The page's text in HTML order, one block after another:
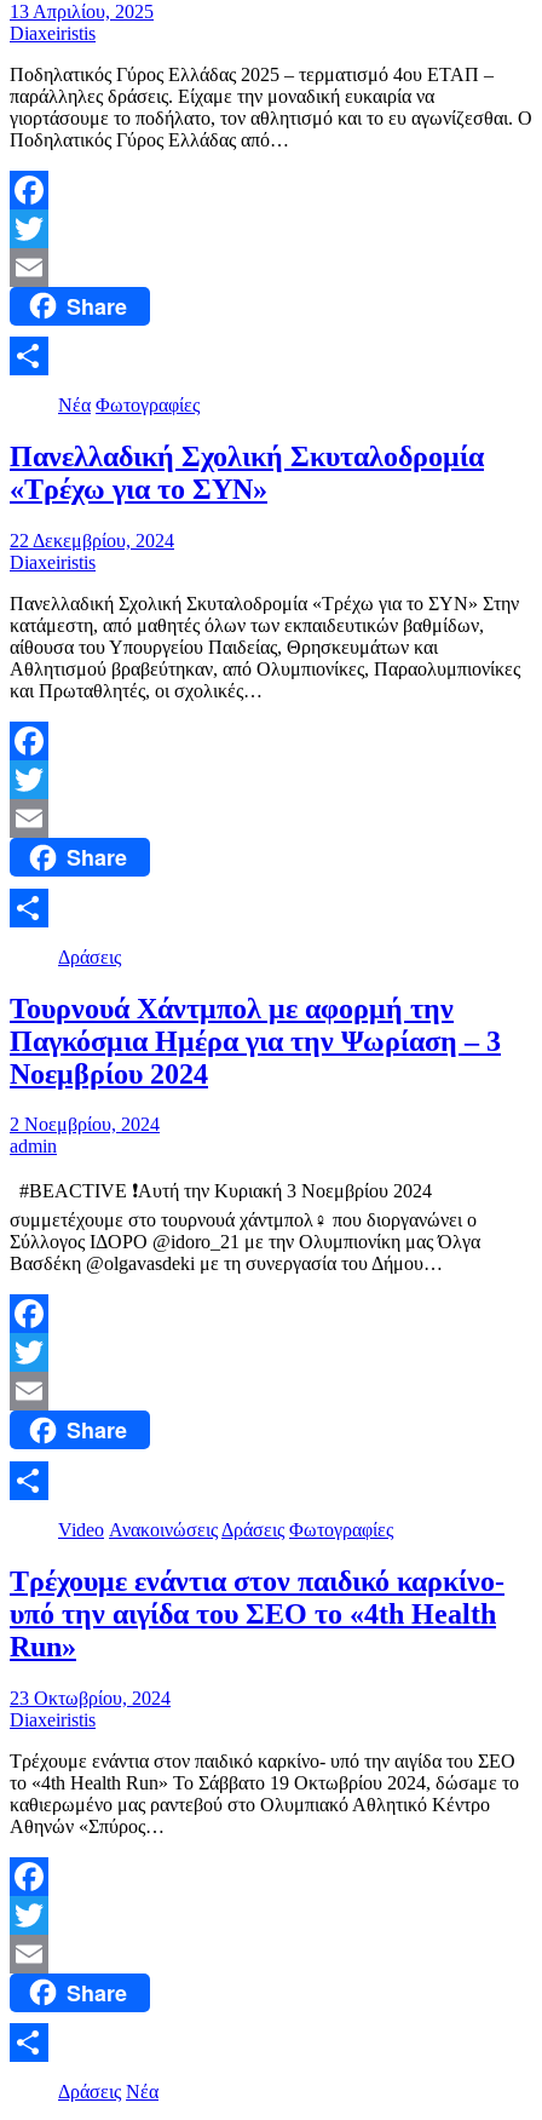
13 Απριλίου, 2025
Diaxeiristis
Ποδηλατικός Γύρος Ελλάδας 2025 – τερματισμό 4ου ΕΤΑΠ –
παράλληλες δράσεις. Είχαμε την μοναδική ευκαιρία να
γιορτάσουμε το ποδήλατο, τον αθλητισμό και το ευ αγωνίζεσθαι. O
Ποδηλατικός Γύρος Ελλάδας από…
Facebook
Twitter
Email Share
Μοιραστείτε
Νέα Φωτογραφίες
Πανελλαδική Σχολική Σκυταλοδρομία
«Τρέχω για το ΣΥΝ»
22 Δεκεμβρίου, 2024
Diaxeiristis
Πανελλαδική Σχολική Σκυταλοδρομία «Τρέχω για το ΣΥΝ» Στην
κατάμεστη, από μαθητές όλων των εκπαιδευτικών βαθμίδων,
αίθουσα του Υπουργείου Παιδείας, Θρησκευμάτων και
Αθλητισμού βραβεύτηκαν, από Ολυμπιονίκες, Παραολυμπιονίκες
και Πρωταθλητές, οι σχολικές…
Facebook
Twitter
Email Share
Μοιραστείτε
Δράσεις
Τουρνουά Χάντμπολ με αφορμή την
Παγκόσμια Ημέρα για την Ψωρίαση – 3
Νοεμβρίου 2024
2 Νοεμβρίου, 2024
admin
#BEACTIVE ❗Αυτή την Κυριακή 3 Νοεμβρίου 2024
συμμετέχουμε στο τουρνουά χάντμπολ‍♀️ που διοργανώνει ο
Σύλλογος ΙΔΟΡΟ @idoro_21 με την Ολυμπιονίκη μας Όλγα
Βασδέκη @olgavasdeki με τη συνεργασία του Δήμου…
Facebook
Twitter
Email Share
Μοιραστείτε
Video Ανακοινώσεις Δράσεις Φωτογραφίες
Τρέχουμε ενάντια στον παιδικό καρκίνο-
υπό την αιγίδα του ΣΕΟ το «4th Health
Run»
23 Οκτωβρίου, 2024
Diaxeiristis
Τρέχουμε ενάντια στον παιδικό καρκίνο- υπό την αιγίδα του ΣΕΟ
το «4th Health Run» Το Σάββατο 19 Οκτωβρίου 2024, δώσaμε το
καθιερωμένο μας ραντεβού στο Ολυμπιακό Αθλητικό Κέντρο
Αθηνών «Σπύρος…
Facebook
Twitter
Email Share
Μοιραστείτε
Δράσεις Νέα